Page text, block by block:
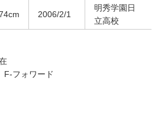
2006/2/1
明秀学園日
立高校
F-フォワード